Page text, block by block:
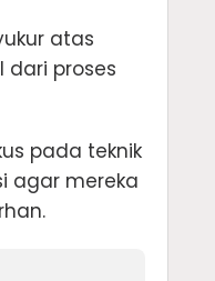
atas
dari proses
pada teknik
agar mereka